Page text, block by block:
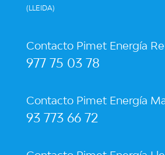
(LLEIDA)
Contacto Pimet Energía
977 75 03 78
Contacto Pimet Energía
93 773 66 72